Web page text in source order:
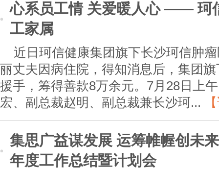
心系员工情 关爱暖人心 —— 珂
工家属
近日珂信健康集团旗下长沙珂信肿
丽丈夫因病住院，得知消息后，集团
援手，筹得善款8万余元。7月28日上
宏、副总裁赵明、副总裁兼长沙珂...
集思广益谋发展 运筹帷幄创未
年度工作总结暨计划会